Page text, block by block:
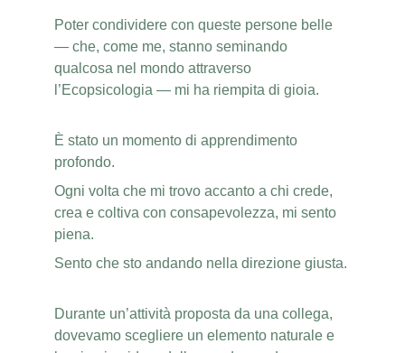
Poter condividere con queste persone belle
— che, come me, stanno seminando
qualcosa nel mondo attraverso
l’Ecopsicologia — mi ha riempita di gioia.
È stato un momento di apprendimento
profondo.
Ogni volta che mi trovo accanto a chi crede,
crea e coltiva con consapevolezza, mi sento
piena.
Sento che sto andando nella direzione giusta.
Durante un’attività proposta da una collega,
dovevamo scegliere un elemento naturale e